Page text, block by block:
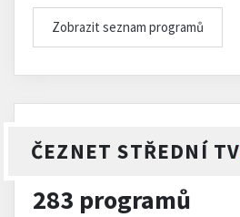
Zobrazit seznam programů
ČEZNET STŘEDNÍ TV
283 programů